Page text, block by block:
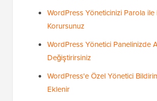
WordPress Yöneticinizi Parola ile
Korursunuz
WordPress Yönetici Panelinizde
Değiştirirsiniz
WordPress'e Özel Yönetici
Eklenir